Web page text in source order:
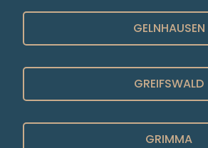
GELNHAUSEN
GREIFSWALD
GRIMMA